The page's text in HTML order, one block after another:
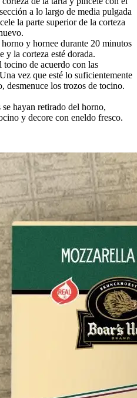
a lo largo de media pulgada
la parte superior de la corteza
y hornee durante 20 minutos
y la corteza esté dorada.
de acuerdo con las
vez que esté lo suficientemente
desmenuce los trozos de tocino.
hayan retirado del horno,
y decore con eneldo fresco.